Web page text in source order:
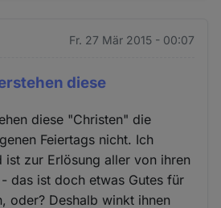
Fr. 27 Mär 2015 - 00:07
diese
diese "Christen" die
Feiertags nicht. Ich
ist zur Erlösung aller von ihren
das ist doch etwas Gutes für
oder? Deshalb winkt ihnen